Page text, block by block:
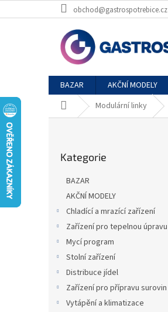
na
obchod@gastrospotrebice.cz
BAZAR AKČNÍ MODELY
Domů Modulární linky
kategorie
Kategorie
BAZAR
AKČNÍ MODELY
Chladící a mrazící zařízení
Zařízení pro tepelnou úpravu
Mycí program
Stolní zařízení
Distribuce jídel
Zařízení pro přípravu surovin
Vytápění a klimatizace